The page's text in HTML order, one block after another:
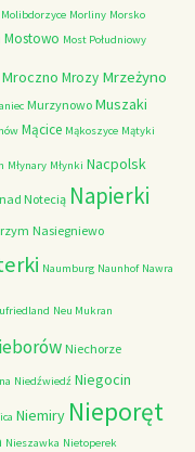
Molibdorzyce Morliny Morsko
Mostowo Most Południowy
Mroczno Mrozy Mrzeżyno
Murzynowo Muszaki
Mącice Mąkoszyce Mątyki
Młynary Młynki Nacpolsk
Notecią Napierki
Nasiegniewo
Naumburg Naunhof Nawra
Neu Mukran
Niechorze
Niedźwiedź Niegocin
Niemiry Nieporęt
Nieszawka Nietoperek